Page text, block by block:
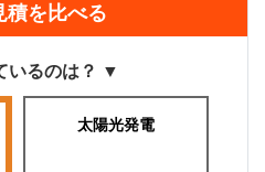
積を比べる
いるのは？ ▼
太陽光発電